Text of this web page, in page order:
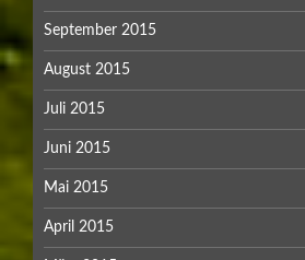
September 2015
August 2015
Juli 2015
Juni 2015
Mai 2015
April 2015